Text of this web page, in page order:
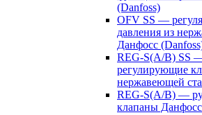
(Danfoss)
OFV SS —
давления из
Данфосс
REG-S(A/B) SS
регулирующие
нержавеющей
REG-S(A/B) —
клапаны